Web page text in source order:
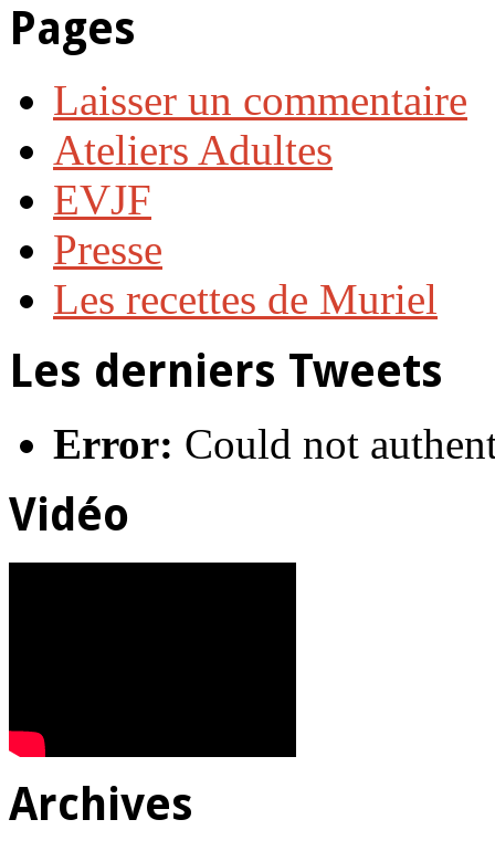
Pages
Laisser un commentaire
Ateliers Adultes
EVJF
Presse
Les recettes de Muriel
Les derniers Tweets
Error: Could not
Vidéo
Archives